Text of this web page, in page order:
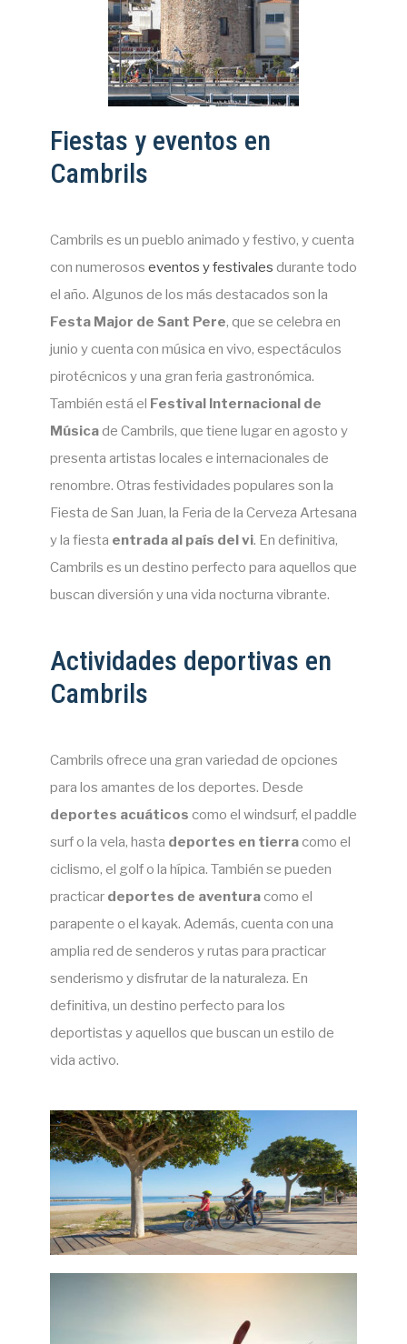
Fiestas y eventos en
Cambrils
Cambrils es un pueblo animado y festivo, y cuenta
con numerosos eventos y festivales durante todo
el año. Algunos de los más destacados son la
Festa Major de Sant Pere, que se celebra en
junio y cuenta con música en vivo, espectáculos
pirotécnicos y una gran feria gastronómica.
También está el Festival Internacional de
Músicade Cambrils, que tiene lugar en agosto y
presenta artistas locales e internacionales de
renombre. Otras festividades populares son la
Fiesta de San Juan, la Feria de la Cerveza Artesana
y la fiesta entrada al país del vi. En definitiva,
Cambrils es un destino perfecto para aquellos que
buscan diversión y una vida nocturna vibrante.
Actividades deportivas en
Cambrils
Cambrils ofrece una gran variedad de opciones
para los amantes de los deportes. Desde
deportes acuáticos como el windsurf, el paddle
surf o la vela, hasta deportes en tierra como el
ciclismo, el golf o la hípica. También se pueden
practicar deportes de aventura como el
parapente o el kayak. Además, cuenta con una
amplia red de senderos y rutas para practicar
senderismo y disfrutar de la naturaleza. En
definitiva, un destino perfecto para los
deportistas y aquellos que buscan un estilo de
vida activo.